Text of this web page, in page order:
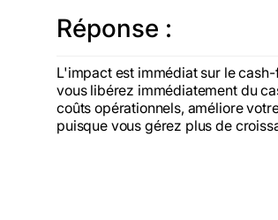
Réponse :
L'impact est immédiat sur le
vous libérez immédiatement du
coûts opérationnels, améliore
puisque vous gérez plus de